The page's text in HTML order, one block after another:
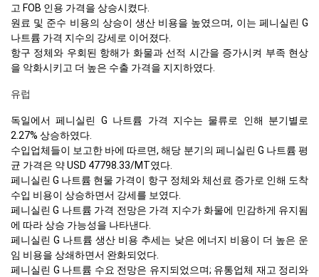
고 FOB 인용 가격을 상승시켰다.
원료 및 준수 비용의 상승이 생산 비용을 높였으며, 이는 페니실린 G
나트륨 가격 지수의 강세로 이어졌다.
항구 정체와 우회된 항해가 화물과 선적 시간을 증가시켜 부족 현상
을 악화시키고 더 높은 수출 가격을 지지하였다.
유럽
독일에서 페니실린 G 나트륨 가격 지수는 물류로 인해 분기별로
2.27% 상승하였다.
수입업체들이 보고한 바에 따르면, 해당 분기의 페니실린 G 나트륨 평
균 가격은 약 USD 47798.33/MT였다.
페니실린 G 나트륨 현물 가격이 항구 정체와 체선료 증가로 인해 도착
수입 비용이 상승하면서 강세를 보였다.
페니실린 G 나트륨 가격 전망은 가격 지수가 화물에 민감하게 유지됨
에 따라 상승 가능성을 나타낸다.
페니실린 G 나트륨 생산 비용 추세는 낮은 에너지 비용이 더 높은 운
임 비용을 상쇄하면서 완화되었다.
페니실린 G 나트륨 수요 전망은 유지되었으며; 유통업체 재고 정리와